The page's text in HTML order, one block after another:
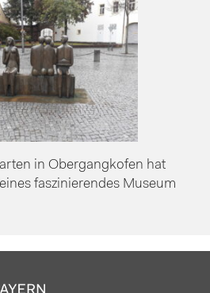
in Obergangkofen hat
faszinierendes Museum